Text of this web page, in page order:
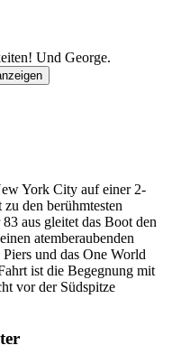
Und George.
York City auf einer 2-
den berühmtesten
aus gleitet das Boot den
atemberaubenden
und das One World
ist die Begegnung mit
vor der Südspitze